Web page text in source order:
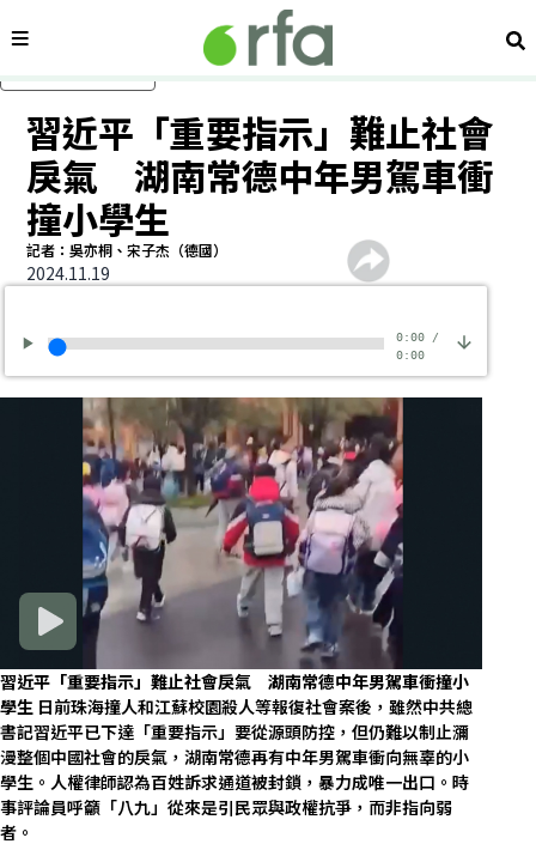
內容分類 搜
習近平「重要指示」難止社會
戾氣 湖南常德中年男駕車衝
撞小學生
記者：吳亦桐、宋子杰（德國）
2024.11.19
0:00/
0:00
習近平「重要指示」難止社會戾氣 湖南常德中年男駕車衝撞小
學生 日前珠海撞人和江蘇校園殺人等報復社會案後，雖然中共總
書記習近平已下達「重要指示」要從源頭防控，但仍難以制止瀰
漫整個中國社會的戾氣，湖南常德再有中年男駕車衝向無辜的小
學生。人權律師認為百姓訴求通道被封鎖，暴力成唯一出口。時
事評論員呼籲「八九」從來是引民眾與政權抗爭，而非指向弱
者。